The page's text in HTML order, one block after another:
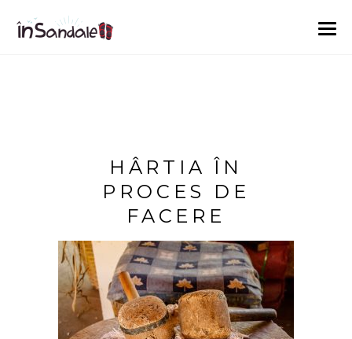
HÂRTIA ÎN
PROCES DE
FACERE